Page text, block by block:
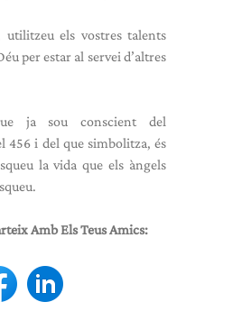
utilitzeu els vostres talents
per estar al servei d’altres
ja sou conscient del
456 i del que simbolitza, és
la vida que els àngels
Amb Els Teus Amics: